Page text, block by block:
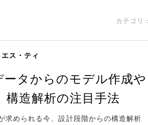
カテゴリ：
ス・ティ
タからのモデル作成や
構造解析の注目手法
求められる今、設計段階からの構造解析